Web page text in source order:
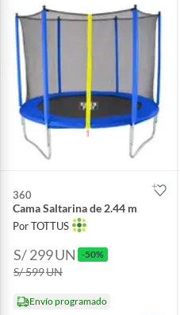
360
Cama Saltarina de 2.44 m
Por TOTTUS
S/ 299UN -50%
S/ 599UN
Envío programado